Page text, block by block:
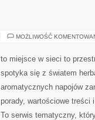
MOŻLIWOŚĆ
to miejsce w sieci to
spotyka się z światem
aromatycznych napojów
porady, wartościowe treści
To serwis tematyczny,